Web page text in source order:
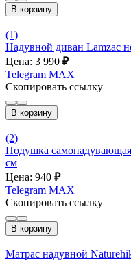
В корзину
(1)
Надувной диван Lamzac
Цена: 3 990 ₽
Telegram MAX
Скопировать ссылку
В корзину
(2)
Подушка
см
Цена: 940 ₽
Telegram MAX
Скопировать ссылку
В корзину
Матрас надувной